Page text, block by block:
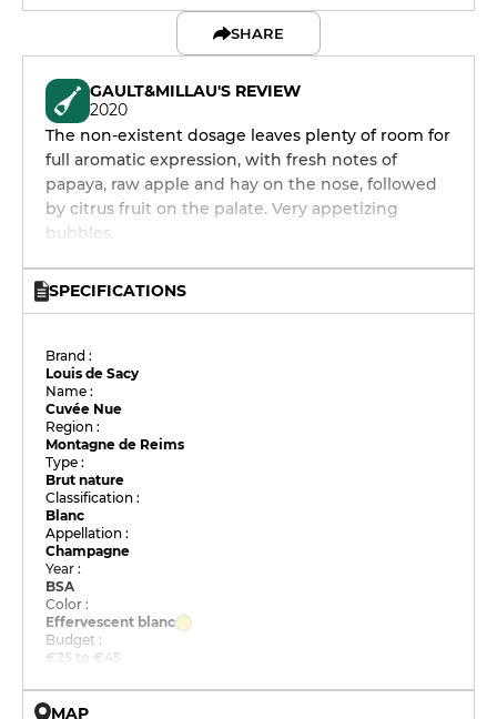
SHARE
GAULT&MILLAU'S REVIEW
2020
The non-existent dosage leaves plenty of room for
full aromatic expression, with fresh notes of
papaya, raw apple and hay on the nose, followed
by citrus fruit on the palate. Very appetizing
bubbles.
SPECIFICATIONS
Brand :
Louis de Sacy
Name :
Cuvée Nue
Region :
Montagne de Reims
Type :
Brut nature
Classification :
Blanc
Appellation :
Champagne
Year :
BSA
Color :
Effervescent blanc
Budget :
€25 to €45
MAP